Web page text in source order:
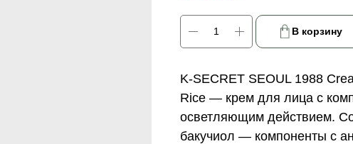
В корзину
K-SECRET SEOUL 1988
Rice — крем для лица с
осветляющим действием.
бакучиол — компоненты с